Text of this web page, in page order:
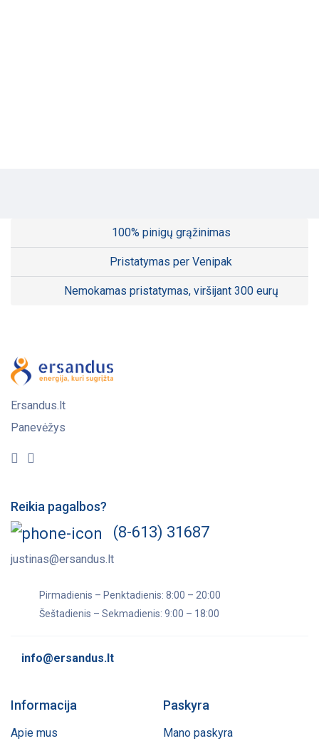
100% pinigų grąžinimas
Pristatymas per Venipak
Nemokamas pristatymas, viršijant 300 eurų
Ersandus.lt
Panevėžys
Reikia pagalbos?
(8-613) 31687
justinas@ersandus.lt
Pirmadienis – Penktadienis: 8:00 – 20:00
Šeštadienis – Sekmadienis: 9:00 – 18:00
info@ersandus.lt
Informacija
Apie mus
Paskyra
Mano paskyra